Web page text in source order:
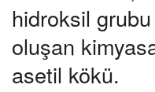
hidroksil grubu
oluşan
asetil kökü.